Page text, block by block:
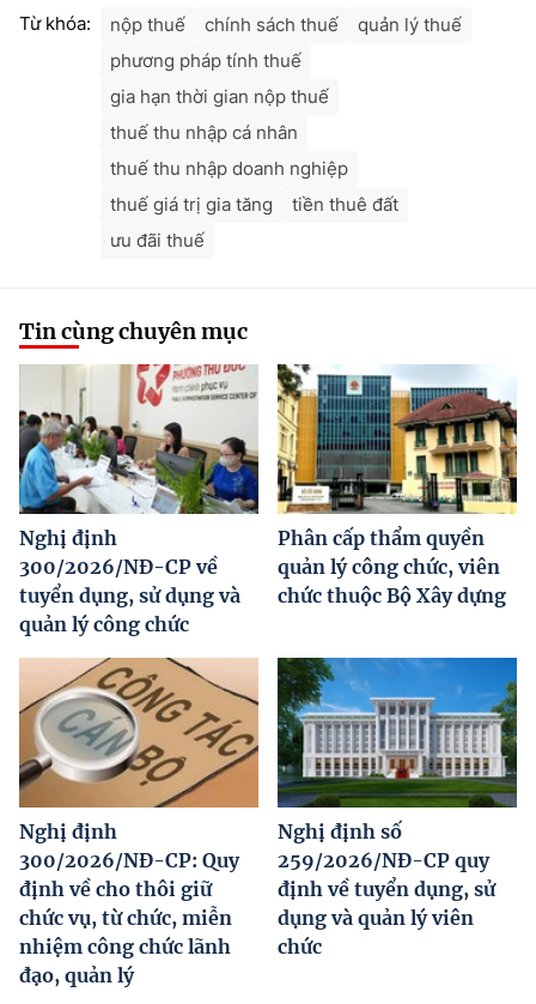
Từ khóa: nộp thuế chính sách thuế
quản lý thuế
phương pháp tính thuế
gia hạn thời gian nộp thuế
thuế thu nhập cá nhân
thuế thu nhập doanh nghiệp
thuế giá trị gia tăng
tiền thuê đất
ưu đãi thuế
Tin cùng chuyên mục
Nghị định
300/2026/NĐ-CP về
tuyển dụng, sử dụng và
quản lý công chức
Phân cấp thẩm quyền
quản lý công chức, viên
chức thuộc Bộ Xây dựng
Nghị định
300/2026/NĐ-CP: Quy
định về cho thôi giữ
chức vụ, từ chức, miễn
nhiệm công chức lãnh
đạo, quản lý
Nghị định số
259/2026/NĐ-CP quy
định về tuyển dụng, sử
dụng và quản lý viên
chức